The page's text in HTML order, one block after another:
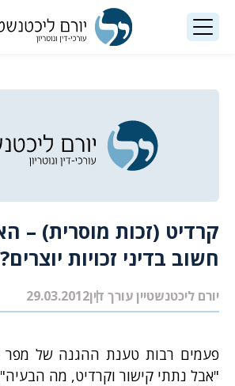
קרדיט (זכות מוסרית) –
חשוב בדיני זכויות יוצרים?
יורם ליכטנשטיין עורך דין29.03.2012
פעמים רבות טענת ההגנה של מפר
"אבל נתתי קישור וקרדיט, מה